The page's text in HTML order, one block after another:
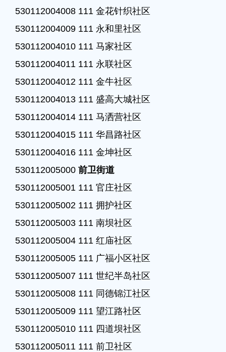
530112004008 111 金花针织社区
530112004009 111 永和里社区
530112004010 111 马家社区
530112004011 111 永联社区
530112004012 111 金牛社区
530112004013 111 盛高大城社区
530112004014 111 马洒营社区
530112004015 111 华昌路社区
530112004016 111 金坤社区
530112005000 前卫街道
530112005001 111 官庄社区
530112005002 111 拥护社区
530112005003 111 南坝社区
530112005004 111 红庙社区
530112005005 111 广福小区社区
530112005007 111 世纪半岛社区
530112005008 111 同德锦江社区
530112005009 111 望江路社区
530112005010 111 四道坝社区
530112005011 111 前卫社区